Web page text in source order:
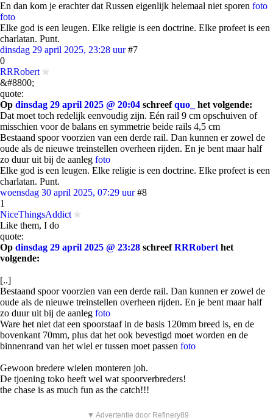
En dan kom je erachter dat Russen eigenlijk helemaal niet sporen foto
foto
Elke god is een leugen. Elke religie is een doctrine. Elke profeet is een
charlatan. Punt.
dinsdag 29 april 2025, 23:28 uur #7
0
RRRobert
&#8800;
quote:
Op dinsdag 29 april 2025 @ 20:04 schreefquo_
het volgende:
Dat moet toch redelijk eenvoudig zijn. Eén rail 9 cm opschuiven of
misschien voor de balans en symmetrie beide rails 4,5 cm
Bestaand spoor voorzien van een derde rail. Dan kunnen er zowel de
oude als de nieuwe treinstellen overheen rijden. En je bent maar half
zo duur uit bij de aanleg foto
Elke god is een leugen. Elke religie is een doctrine. Elke profeet is een
charlatan. Punt.
woensdag 30 april 2025, 07:29 uur #8
1
NiceThingsAddict
Like them, I do
quote:
Op dinsdag 29 april 2025 @ 23:28 schreefRRRobert het
volgende:
[..]
Bestaand spoor voorzien van een derde rail. Dan kunnen er zowel de
oude als de nieuwe treinstellen overheen rijden. En je bent maar half
zo duur uit bij de aanleg foto
Ware het niet dat een spoorstaaf in de basis 120mm breed is, en de
bovenkant 70mm, plus dat het ook bevestigd moet worden en de
binnenrand van het wiel er tussen moet passen foto
Gewoon bredere wielen monteren joh.
De tjoening toko heeft wel wat spoorverbreders!
the chase is as much fun as the catch!!!
▼ Advertentie door Refinery89